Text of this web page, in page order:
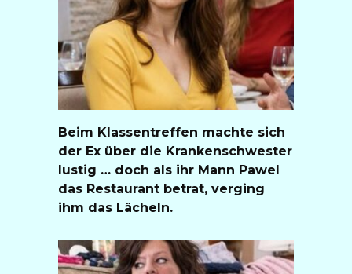
Beim Klassentreffen machte sich
der Ex über die Krankenschwester
lustig … doch als ihr Mann Pawel
das Restaurant betrat, verging
ihm das Lächeln.